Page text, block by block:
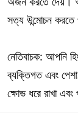
সত্য উন্মোচন করতে
নেতিবাচক: আপনি
ব্যক্তিগত এবং
ক্ষোভ ধরে রাখা